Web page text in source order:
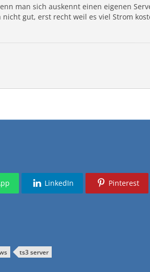
man sich auskennt einen eigenen
nicht gut, erst recht weil es viel Strom
LinkedIn Pinterest
ts3 server